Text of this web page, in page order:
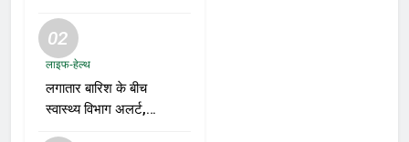
02
लाइफ-हेल्थ
लगातार बारिश के बीच
स्वास्थ्य विभाग अलर्ट,